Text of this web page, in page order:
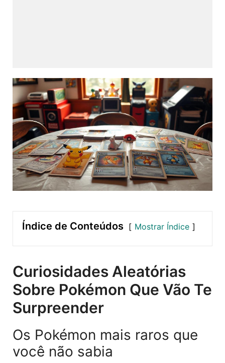
Índice de Conteúdos Mostrar Índice
Curiosidades Aleatórias
Sobre Pokémon Que Vão Te
Surpreender
Os Pokémon mais raros que
você não sabia